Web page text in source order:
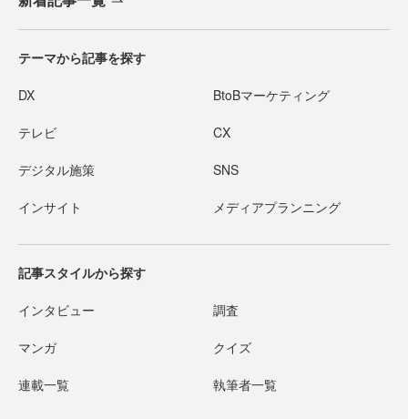
テーマから記事を探す
DX BtoBマーケティング
テレビ CX
デジタル施策 SNS
インサイト メディアプランニング
記事スタイルから探す
インタビュー 調査
マンガ クイズ
連載一覧 執筆者一覧